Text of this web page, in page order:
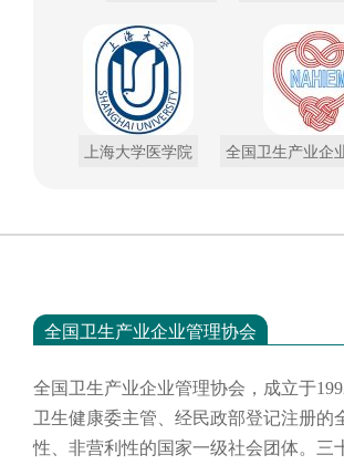
上海大学医学院 全国卫生产业企
全国卫生产业企业管理协会
全国卫生产业企业管理协会，成立于
卫生健康委主管、经民政部登记注册的
性、非营利性的国家一级社会团体。三